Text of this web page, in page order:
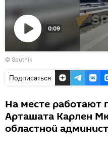
Воспроизвести
видео
0:09
© Sputnik
Подписаться
На месте работают
Арташата Карлен
областной